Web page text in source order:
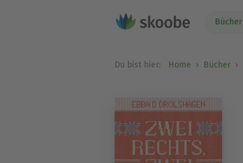
Bücher
Du bist hier: Home Bücher